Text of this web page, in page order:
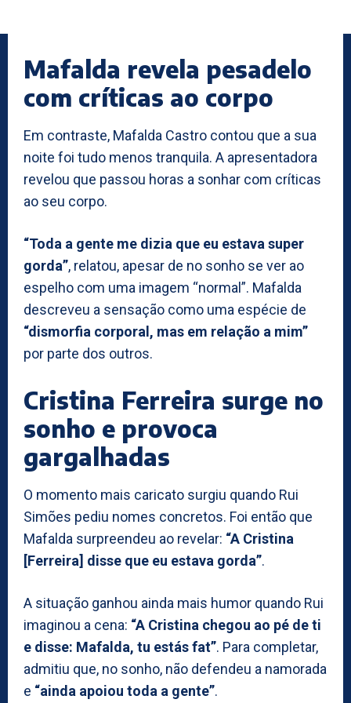
Mafalda revela pesadelo
com críticas ao corpo
Em contraste, Mafalda Castro contou que a sua
noite foi tudo menos tranquila. A apresentadora
revelou que passou horas a sonhar com críticas
ao seu corpo.
“Toda a gente me dizia que eu estava super
gorda”, relatou, apesar de no sonho se ver ao
espelho com uma imagem “normal”. Mafalda
descreveu a sensação como uma espécie de
“dismorfia corporal, mas em relação a mim”
por parte dos outros.
Cristina Ferreira surge no
sonho e provoca
gargalhadas
O momento mais caricato surgiu quando Rui
Simões pediu nomes concretos. Foi então que
Mafalda surpreendeu ao revelar: “A Cristina
[Ferreira] disse que eu estava gorda”.
A situação ganhou ainda mais humor quando Rui
imaginou a cena: “A Cristina chegou ao pé de ti
e disse: Mafalda, tu estás fat”. Para completar,
admitiu que, no sonho, não defendeu a namorada
e “ainda apoiou toda a gente”.